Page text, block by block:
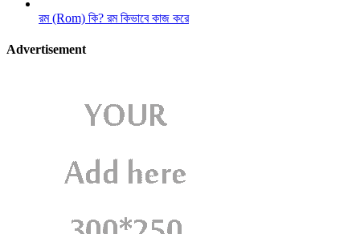
রম (Rom) কি? রম কিভাবে কাজ করে
Advertisement